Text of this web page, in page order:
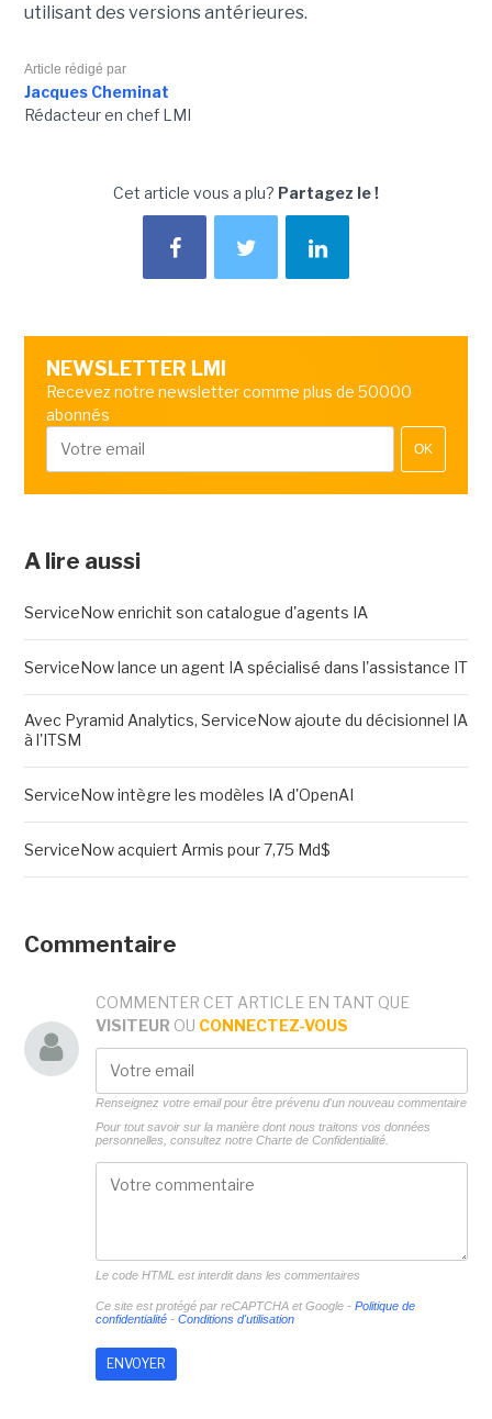
utilisant des versions antérieures.
Article rédigé par
Jacques Cheminat
Rédacteur en chef LMI
Cet article vous a plu? Partagez le !
NEWSLETTER LMI
Recevez notre newsletter comme plus de 50000
abonnés
OK
A lire aussi
ServiceNow enrichit son catalogue d'agents IA
ServiceNow lance un agent IA spécialisé dans l'assistance IT
Avec Pyramid Analytics, ServiceNow ajoute du décisionnel IA
à l'ITSM
ServiceNow intègre les modèles IA d'OpenAI
ServiceNow acquiert Armis pour 7,75 Md$
Commentaire
COMMENTER CET ARTICLE EN TANT QUE
VISITEUR OU CONNECTEZ-VOUS
Renseignez votre email pour être prévenu d'un nouveau commentaire
Pour tout savoir sur la manière dont nous traitons vos données
personnelles, consultez notre Charte de Confidentialité.
Le code HTML est interdit dans les commentaires
Ce site est protégé par reCAPTCHA et Google - Politique de
confidentialité- Conditions d'utilisation